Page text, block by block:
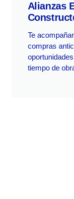
Alianzas
Te
compras
tiempo de